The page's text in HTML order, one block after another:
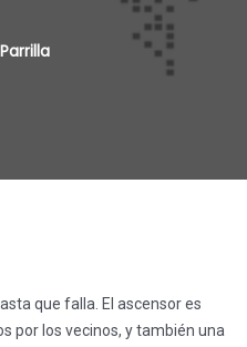
que falla. El ascensor es
por los vecinos, y también una